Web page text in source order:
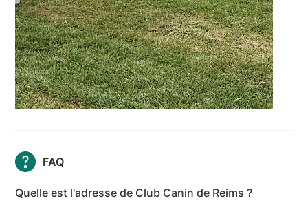
FAQ
Quelle est l'adresse de Club Canin de Reims ?